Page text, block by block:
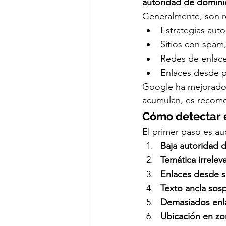
Generalmente, son
Estrategias
Sitios con
Redes de
Enlaces desde
Google ha
acumulan, es
Cómo detectar
El primer paso es
Baja autoridad
Temática
Enlaces desde
Texto ancla
Demasiados
Ubicación en